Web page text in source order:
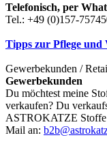
Telefonisch, per
Tel.: +49 (0)157-
Tipps zur Pflege und
Gewerbekunden /
Gewerbekunden
Du möchtest meine
verkaufen? Du
ASTROKATZE Stoffe
Mail an: